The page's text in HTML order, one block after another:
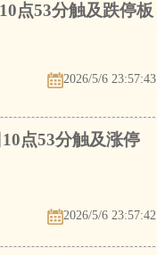
点53分触及跌停板
2026/5/6 23:57:43
点53分触及涨停
2026/5/6 23:57:42